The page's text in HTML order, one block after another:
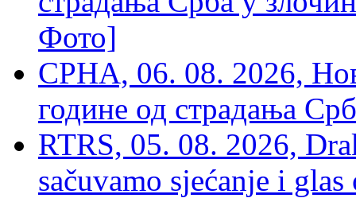
Фото]
СРНА, 06. 08. 2026,
године од страдања
RTRS, 05. 08. 2026,
sačuvamo sjećanje i